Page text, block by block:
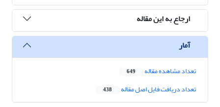
ارجاع به این مقاله
آمار
تعداد مشاهده مقاله 649
تعداد دریافت فایل اصل مقاله 438